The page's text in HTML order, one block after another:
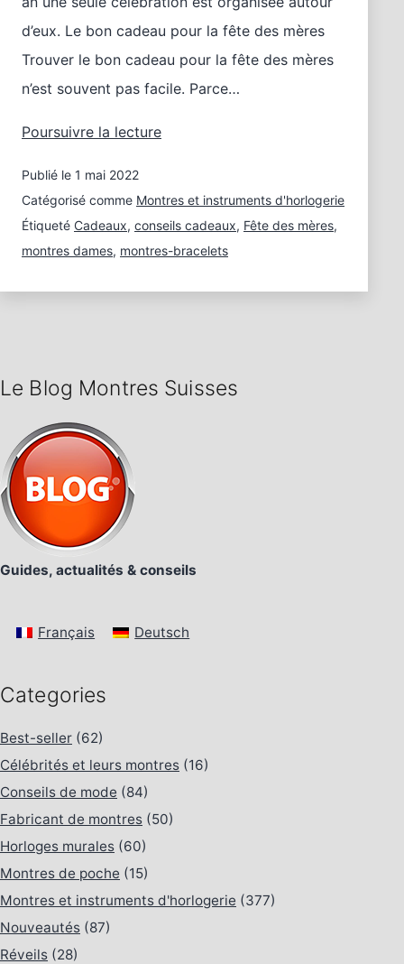
d’eux. Le bon cadeau pour la fête des mères
Trouver le bon cadeau pour la fête des mères
n’est souvent pas facile. Parce…
Poursuivre la lectureOffrez
brillants
pour
des
Publié le 1 mai 2022
Catégorisé comme Montres et instruments d'horlogerie
Étiqueté Cadeaux, conseils cadeaux, Fête des mères,
montres dames, montres-bracelets
Le Blog Montres Suisses
Guides, actualités & conseils
Français Deutsch
Categories
Best-seller (62)
Célébrités et leurs montres (16)
Conseils de mode (84)
Fabricant de montres (50)
Horloges murales (60)
Montres de poche (15)
Montres et instruments d'horlogerie (377)
Nouveautés (87)
Réveils (28)